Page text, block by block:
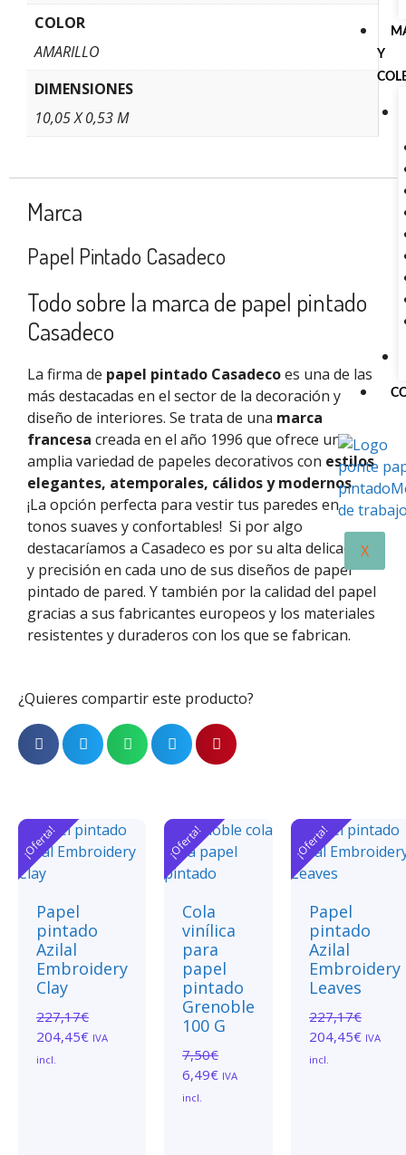
Y
X
COLOR
AMARILLO
DIMENSIONES
10,05 X 0,53 M
Marca
Papel Pintado Casadeco
Todo sobre la marca de papel pintado
Casadeco
La firma de papel pintado Casadecoes una de las
más destacadas en el sector de la decoración y
diseño de interiores. Se trata de una marca
francesa creada en el año 1996 que ofrece una
amplia variedad de papeles decorativos con estilos
elegantes, atemporales, cálidos y modernos.
¡La opción perfecta para vestir tus paredes en
tonos suaves y confortables! Si por algo
destacaríamos a Casadeco es por su alta delicadeza
y precisión en cada uno de sus diseños de papel
pintado de pared. Ytambién por la calidad del papel
gracias a sus fabricantes europeos y los materiales
resistentes y duraderos con los que se fabrican.
¿Quieres compartir este producto?
¡Oferta!
Papel
pintado
Azilal
Embroidery
Clay
227,17€
204,45€ IVA
incl.
¡Oferta!
Cola
vinílica
para
papel
pintado
Grenoble
100 G
7,50€
6,49€ IVA
incl.
¡Oferta!
Papel
pintado
Azilal
Embroidery
Leaves
227,17€
204,45€ IVA
incl.